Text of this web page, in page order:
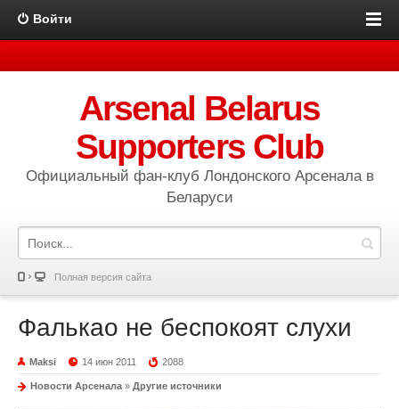
Войти
Arsenal Belarus
Supporters Club
Официальный фан-клуб Лондонского Арсенала в
Беларуси
Полная версия сайта
Фалькао не беспокоят слухи
Maksi 14 июн 2011 2088
Новости Арсенала » Другие источники